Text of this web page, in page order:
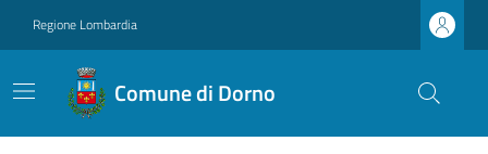
Regione Lombardia
Comune di Dorno